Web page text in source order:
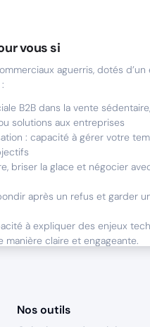
vous si
aguerris, dotés
B2B dans la vente
solutions aux entreprises
: capacité à gérer votre
briser la glace et négocier
après un refus et garder
à expliquer des enjeux
manière claire et engageante.
semaine d’onboarding intensive
(TeachUp, VeryUp), et
Nos outils